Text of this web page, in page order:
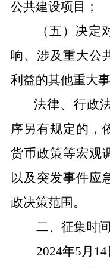
公共建设项目；
（五）决定
响、涉及重大公
利益的其他重大事
法律、行政
序另有规定的，
货币政策等宏观
以及突发事件应
政决策范围。
二、 征集时间
2024年5月14